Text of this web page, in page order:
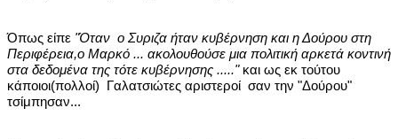
Όπως είπε "Όταν ο Συριζα ήταν κυβέρνηση και η Δούρου στη
Περιφέρεια,ο Μαρκό ... ακολουθούσε μια πολιτική αρκετά κοντινή
στα δεδομένα της τότε κυβέρνησης ....."και ως εκ τούτου
κάποιοι(πολλοί) Γαλατσιώτες αριστεροί σαν την "Δούρου"
τσίμπησαν...